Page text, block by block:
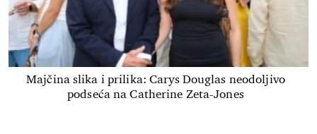
Majčina slika i prilika: Carys Douglas neodoljivo
podseća na Catherine Zeta-Jones